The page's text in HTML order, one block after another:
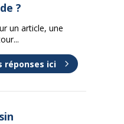
?
un article, une
réponses ici